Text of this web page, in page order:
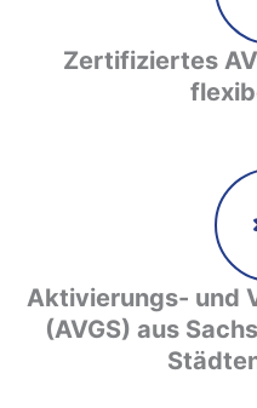
Zertifiziertes
Aktivierungs- und
(AVGS) aus